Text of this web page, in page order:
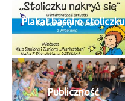
Plakat baśni o stoliczku
Publiczność